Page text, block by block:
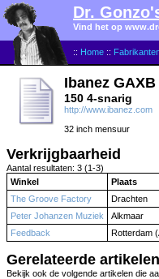
:: Home ::
Dr.
Vind het op
Ibanez
150 4-snarig
http://www.ibanez.com
32 inch mensuur
Verkrijgbaarheid
Aantal resultaten: 3 (1-3)
Winkel
Plaats
The Groove Factory
Drachten
Peter Johanzen Muziek
Alkmaar
Feedback
Rotterdam
Gerelateerde artikelen
Bekijk ook de volgende artikelen die